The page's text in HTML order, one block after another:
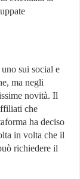
sui social e
ma negli
novità. Il
che
ha deciso
in volta che il
richiedere il